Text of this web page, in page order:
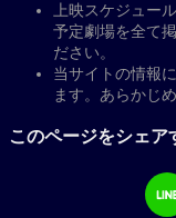
上映スケジュー
予定劇場を全て
ださい。
当サイトの情報
ます。あらかじ
このページをシェア